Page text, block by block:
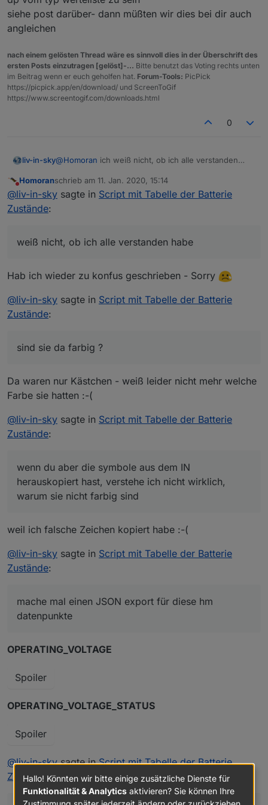
siehe post darüber- dann müßten wir dies bei dir auch
angleichen
nach einem gelösten Thread wäre es sinnvoll dies in der Überschrift des
ersten Posts einzutragen [gelöst]-... Bitte benutzt das Voting rechts unten
im Beitrag wenn er euch geholfen hat. Forum-Tools: PicPick
https://picpick.app/en/download/ und ScreenToGif
https://www.screentogif.com/downloads.html
0
liv-in-sky@Homoran ich weiß nicht, ob ich alle verstanden
HOMEATIC funktioniet bis auf die symbole
(haken der X)
script aussieht - so sollte es auch angezeigt
IN herauskopiert hast, verstehe ich nicht
wirklich, warum sie nicht farbig sind - es könnte
vielleicht ein browser problem sein - welchen
browser nutzt du ?
datenpunkte und sende ihn mir - ich kann den
dann importieren und "mitspielen" - ich hoffe,
ich es richtig verstehe müssen wir anders
abfragen - mit einem switch oder so - also
so was hier:
  switch (val1) {
          case 2:     val1="overflow";break;
Nicht stören
Homoranschrieb am 11. Jan. 2020, 15:14
zuletzt editiert von
@liv-in-sky sagte in Script mit Tabelle der Batterie
Zustände:
weiß nicht, ob ich alle verstanden habe
Hab ich wieder zu konfus geschrieben - Sorry
@liv-in-sky sagte in Script mit Tabelle der Batterie
Zustände:
sind sie da farbig ?
Da waren nur Kästchen - weiß leider nicht mehr welche
Farbe sie hatten :-(
@liv-in-sky sagte in Script mit Tabelle der Batterie
Zustände:
wenn du aber die symbole aus dem IN
herauskopiert hast, verstehe ich nicht wirklich,
warum sie nicht farbig sind
weil ich falsche Zeichen kopiert habe :-(
@liv-in-sky sagte in Script mit Tabelle der Batterie
Zustände:
mache mal einen JSON export für diese hm
datenpunkte
OPERATING_VOLTAGE
Spoiler
OPERATING_VOLTAGE_STATUS
Spoiler
@liv-in-skysagte inScript mit Tabelle der Batterie
Zustände:
Hallo! Könnten wir bitte einige zusätzliche Dienste für
Funktionalität & Analytics aktivieren? Sie können Ihre